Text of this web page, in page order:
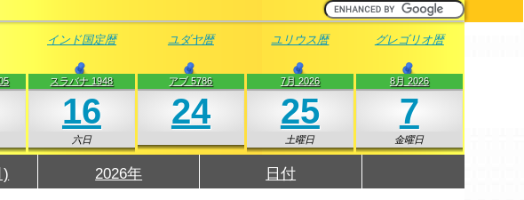
グレゴリオ暦
8月 2026
7
金曜日
ユリウス暦
7月 2026
25
土曜日
ユダヤ暦
アブ 5786
24
インド国定暦
スラバナ 1948
16
六日
) 2026年 日付